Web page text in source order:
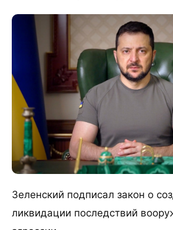
Зеленский подписал закон о
ликвидации последствий